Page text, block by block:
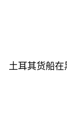
土耳其货船